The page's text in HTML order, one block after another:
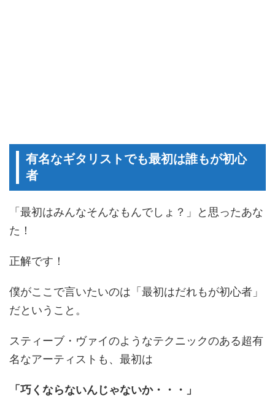
有名なギタリストでも最初は誰もが初心
者
「最初はみんなそんなもんでしょ？」と思ったあな
た！
正解です！
僕がここで言いたいのは「最初はだれもが初心者」
だということ。
スティーブ・ヴァイのようなテクニックのある超有
名なアーティストも、最初は
「巧くならないんじゃないか・・・」